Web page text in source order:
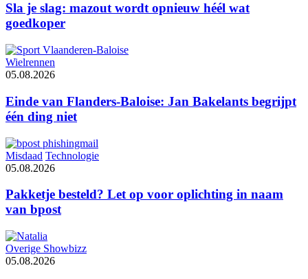
Sla je slag: mazout wordt opnieuw héél wat
goedkoper
Wielrennen
05.08.2026
Einde van Flanders-Baloise: Jan Bakelants begrijpt
één ding niet
Misdaad Technologie
05.08.2026
Pakketje besteld? Let op voor oplichting in naam
van bpost
Overige Showbizz
05.08.2026